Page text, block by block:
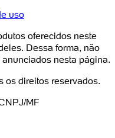
uso
oferecidos neste
Dessa forma, não
nesta página.
os direitos reservados.
MF